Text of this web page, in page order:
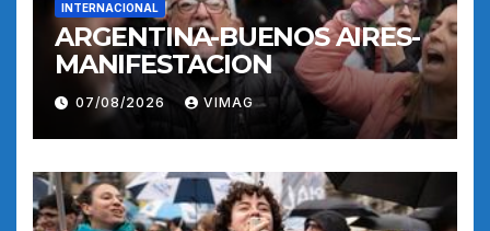
INTERNACIONAL
ARGENTINA-BUENOS AIRES-
MANIFESTACION
07/08/2026 VIMAG